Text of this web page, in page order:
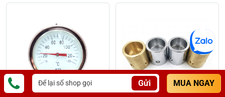
Gửi MUA NGAY